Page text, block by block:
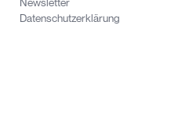
Datenschutzerklärung